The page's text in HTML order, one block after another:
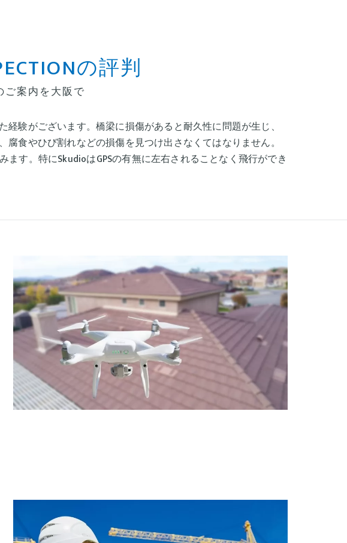
案内を大阪で
の評判
験がございます。橋梁に損傷があると耐久性に問題が生じ、
食やひび割れなどの損傷を見つけ出さなくてはなりません。
す。特にSkudioはGPSの有無に左右されることなく飛行ができ